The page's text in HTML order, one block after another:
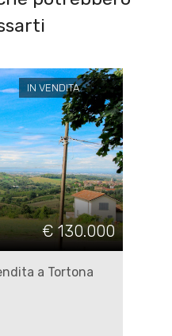
IN VENDITA
€ 130.000
a Tortona